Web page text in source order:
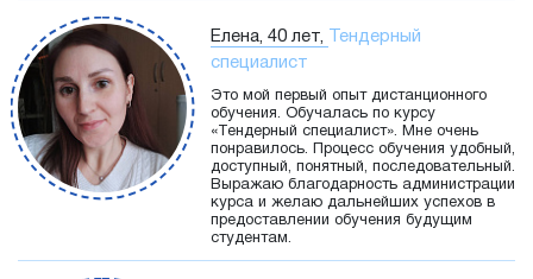
Елена, 40 лет,
Тендерный
специалист
Это мой первый опыт дистанционного
обучения. Обучалась по курсу
«Тендерный специалист». Мне очень
понравилось. Процесс обучения удобный,
доступный, понятный, последовательный.
Выражаю благодарность администрации
курса и желаю дальнейших успехов в
предоставлении обучения будущим
студентам.